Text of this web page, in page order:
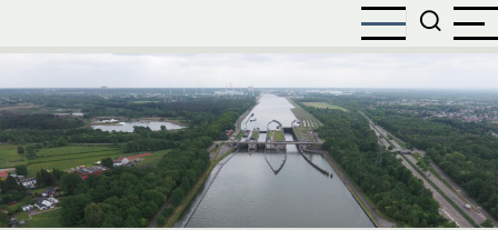
de
inhoud
gaan